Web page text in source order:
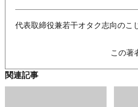
代表取締役兼若干オタク志向のこ
この著
関連記事